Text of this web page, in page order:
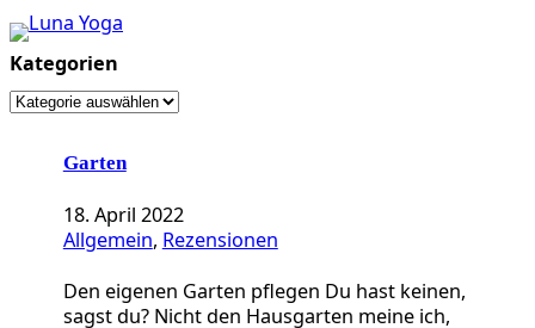
Kategorien
K
Garten
18. April 2022
Allgemein, Rezensionen
Den eigenen Garten pflegen Du hast keinen,
sagst du? Nicht den Hausgarten meine ich,